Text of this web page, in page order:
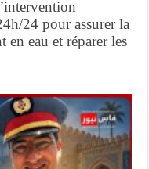
24 pour assurer la
en eau et réparer les